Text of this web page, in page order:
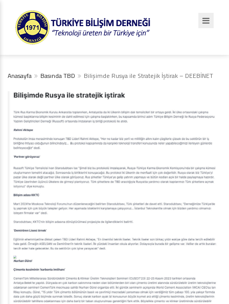
Anasayfa Basında TBD Bilişimde Rusya ile Stratejik İştirak – DEEBİNET